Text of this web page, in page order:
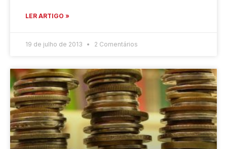
LER ARTIGO »
19 de julho de 2013 2 Comentários